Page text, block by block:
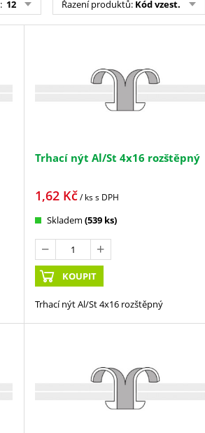
: 12 Řazení produktů: Kód vzest.
Trhací nýt Al/St 4x16 rozštěpný
1,62Kč/ kss DPH
Skladem (539 ks)
KOUPIT
Trhací nýt Al/St 4x16 rozštěpný